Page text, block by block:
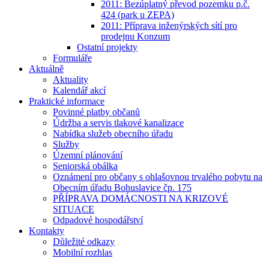
2011: Bezúplatný převod pozemku p.č.
424 (park u ZEPA)
2011: Příprava inženýrských sítí pro
prodejnu Konzum
Ostatní projekty
Formuláře
Aktuálně
Aktuality
Kalendář akcí
Praktické informace
Povinné platby občanů
Údržba a servis tlakové kanalizace
Nabídka služeb obecního úřadu
Služby
Územní plánování
Seniorská obálka
Oznámení pro občany s ohlašovnou trvalého pobytu na
Obecním úřadu Bohuslavice čp. 175
PŘÍPRAVA DOMÁCNOSTI NA KRIZOVÉ
SITUACE
Odpadové hospodářství
Kontakty
Důležité odkazy
Mobilní rozhlas